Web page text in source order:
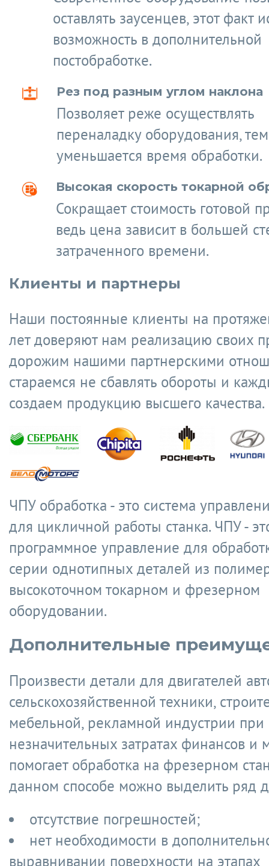
оставлять заусенцев, этот факт
возможность в дополнительной
постобработке.
Рез под разным углом наклона
Позволяет реже осуществлять
переналадку оборудования,
уменьшается время обработки.
Высокая скорость токарной
Сокращает стоимость готовой
ведь цена зависит в большей
затраченного времени.
Клиенты и партнеры
Наши постоянные клиенты на
лет доверяют нам реализацию своих
дорожим нашими партнерскими
стараемся не сбавлять обороты и
создаем продукцию высшего качества.
ЧПУ обработка - это система
для цикличной работы станка. ЧПУ -
программное управление для
серии однотипных деталей из
высокоточном токарном и фрезерном
оборудовании.
Дополнительные
Произвести детали для двигателей
сельскохозяйственной техники,
мебельной, рекламной индустрии при
незначительных затратах финансов и
помогает обработка на фрезерном
данном способе можно выделить ряд
отсутствие погрешностей;
нет необходимости в
выравнивании поверхности на этапах